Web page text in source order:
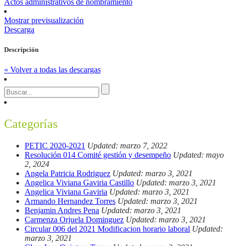
Mostrar previsualización
Descarga
Descripción
« Volver a todas las descargas
Categorías
PETIC 2020-2021 Updated: marzo 7, 2022
Resolución 014 Comité gestión y desempeño Updated: mayo
2, 2024
Angela Patricia Rodriguez Updated: marzo 3, 2021
Angelica Viviana Gaviria Castillo Updated: marzo 3, 2021
Angelica Viviana Gaviria Updated: marzo 3, 2021
Armando Hernandez Torres Updated: marzo 3, 2021
Benjamin Andres Pena Updated: marzo 3, 2021
Carmenza Orjuela Dominguez Updated: marzo 3, 2021
Circular 006 del 2021 Modificacion horario laboral Updated:
marzo 3, 2021